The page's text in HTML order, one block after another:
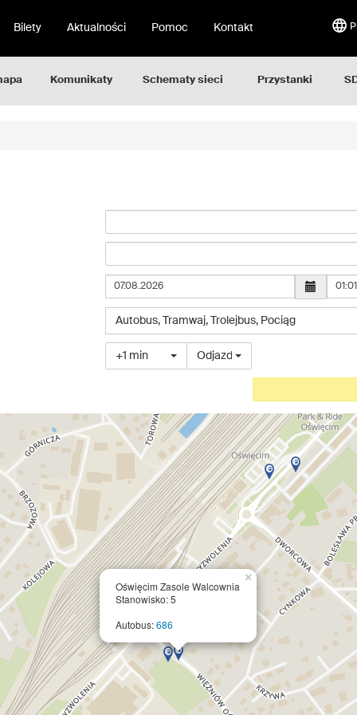
Bilety Aktualności Pomoc Kontakt
Komunikaty Schematy sieci Przystanki
Wybierz
pojazdu
Autobus, Tramwaj, Trolejbus, Pociąg
+1 min
Wybierz
odjazdu
Odjazd
Oświęcim Zasole Walcownia
Stanowisko: 5
Autobus:686
×